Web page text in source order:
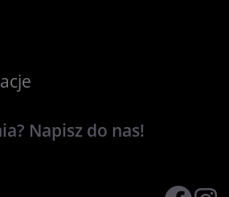
Napisz do nas!